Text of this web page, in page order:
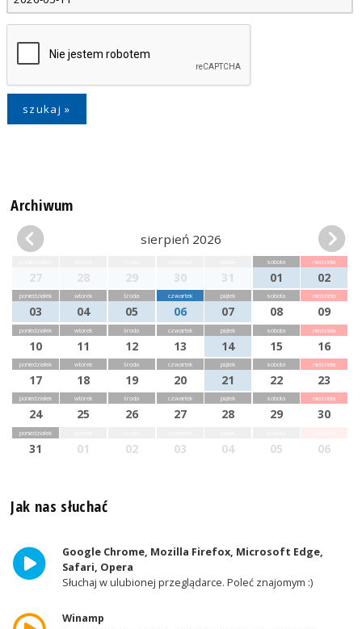
Archiwum
sierpień 2026
27 28 29 30 31
sobota
01
niedziela
02
poniedziałek
03
wtorek
04
środa
05
czwartek
06
piątek
07
sobota
08
niedziela
09
poniedziałek
10
wtorek
11
środa
12
czwartek
13
piątek
14
sobota
15
niedziela
16
poniedziałek
17
wtorek
18
środa
19
czwartek
20
piątek
21
sobota
22
niedziela
23
poniedziałek
24
wtorek
25
środa
26
czwartek
27
piątek
28
sobota
29
niedziela
30
poniedziałek
31 01 02 03 04 05 06
Jak nas słuchać
Google Chrome, Mozilla Firefox, Microsoft Edge,
Safari, Opera
Słuchaj w ulubionej przeglądarce. Poleć znajomym :)
Winamp